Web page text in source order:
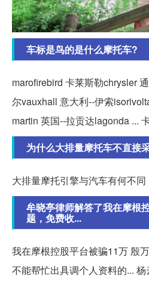
车标是鸟的是什么摩托车?
marofirebird 卡莱斯勒chrysler
尔vauxhall 意大利--伊索
martin 英国--拉贡达lagonda ... 卡
为什么大排量摩托车不直接
大排量摩托引擎与汽车有何不同
牟晓亭律师解答了我在摩根
题，免费收...
我在摩根控股平台被骗11万 殷
不能帮忙出具调个人资料的...